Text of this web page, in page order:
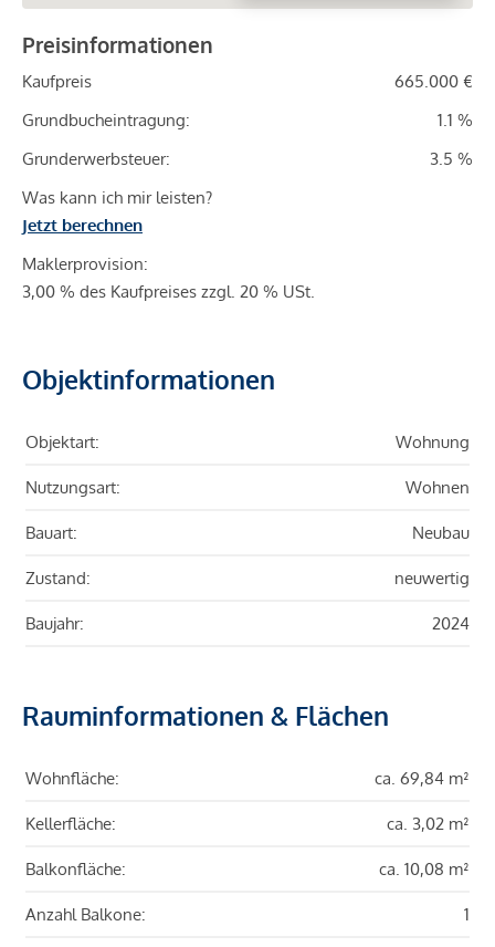
Preisinformationen
Kaufpreis
665.000 €
Grundbucheintragung:
1.1 %
Grunderwerbsteuer:
3.5 %
Was kann ich mir leisten?
Jetzt berechnen
Maklerprovision:
3,00 % des Kaufpreises zzgl. 20 % USt.
Objektinformationen
Objektart: Wohnung
Nutzungsart: Wohnen
Bauart: Neubau
Zustand: neuwertig
Baujahr: 2024
Rauminformationen & Flächen
Wohnfläche: ca. 69,84 m²
Kellerfläche: ca. 3,02 m²
Balkonfläche: ca. 10,08 m²
Anzahl Balkone: 1